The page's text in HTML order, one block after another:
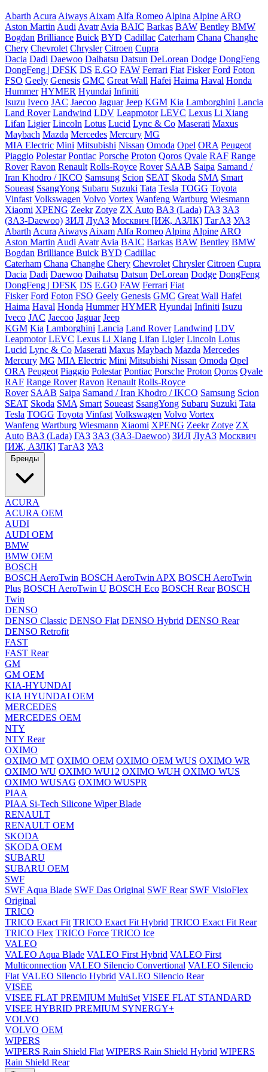
Abarth Acura Aiways Aixam Alfa Romeo Alpina Alpine ARO
Aston Martin Audi Avatr Avia BAIC Barkas BAW Bentley BMW
Bogdan Brilliance Buick BYD Cadillac Caterham Chana Changhe
Chery Chevrolet Chrysler Citroen Cupra
Dacia Dadi Daewoo Daihatsu Datsun DeLorean Dodge DongFeng
DongFeng | DFSK DS E.GO FAW Ferrari Fiat Fisker Ford Foton
FSO Geely Genesis GMC Great Wall Hafei Haima Haval Honda
Hummer HYMER Hyundai Infiniti
Isuzu Iveco JAC Jaecoo Jaguar Jeep KGM Kia Lamborghini Lancia
Land Rover Landwind LDV Leapmotor LEVC Lexus Li Xiang
Lifan Ligier Lincoln Lotus Lucid Lync & Co Maserati Maxus
Maybach Mazda Mercedes Mercury MG
MIA Electric Mini Mitsubishi Nissan Omoda Opel ORA Peugeot
Piaggio Polestar Pontiac Porsche Proton Qoros Qvale RAF Range
Rover Ravon Renault Rolls-Royce Rover SAAB Saipa Samand /
Iran Khodro / IKCO Samsung Scion SEAT Skoda SMA Smart
Soueast SsangYong Subaru Suzuki Tata Tesla TOGG Toyota
Vinfast Volkswagen Volvo Vortex Wanfeng Wartburg Wiesmann
Xiaomi XPENG Zeekr Zotye ZX Auto ВАЗ (Lada) ГАЗ ЗАЗ
(ЗАЗ-Daewoo) ЗИЛ ЛуАЗ Москвич [ИЖ, АЗЛК] ТагАЗ УАЗ
Abarth Acura Aiways Aixam Alfa Romeo Alpina Alpine ARO
Aston Martin Audi Avatr Avia BAIC Barkas BAW Bentley BMW
Bogdan Brilliance Buick BYD Cadillac
Caterham Chana Changhe Chery Chevrolet Chrysler Citroen Cupra
Dacia Dadi Daewoo Daihatsu Datsun DeLorean Dodge DongFeng
DongFeng | DFSK DS E.GO FAW Ferrari Fiat
Fisker Ford Foton FSO Geely Genesis GMC Great Wall Hafei
Haima Haval Honda Hummer HYMER Hyundai Infiniti Isuzu
Iveco JAC Jaecoo Jaguar Jeep
KGM Kia Lamborghini Lancia Land Rover Landwind LDV
Leapmotor LEVC Lexus Li Xiang Lifan Ligier Lincoln Lotus
Lucid Lync & Co Maserati Maxus Maybach Mazda Mercedes
Mercury MG MIA Electric Mini Mitsubishi Nissan Omoda Opel
ORA Peugeot Piaggio Polestar Pontiac Porsche Proton Qoros Qvale
RAF Range Rover Ravon Renault Rolls-Royce
Rover SAAB Saipa Samand / Iran Khodro / IKCO Samsung Scion
SEAT Skoda SMA Smart Soueast SsangYong Subaru Suzuki Tata
Tesla TOGG Toyota Vinfast Volkswagen Volvo Vortex
Wanfeng Wartburg Wiesmann Xiaomi XPENG Zeekr Zotye ZX
Auto ВАЗ (Lada) ГАЗ ЗАЗ (ЗАЗ-Daewoo) ЗИЛ ЛуАЗ Москвич
[ИЖ, АЗЛК] ТагАЗ УАЗ
Бренды
ACURA
ACURA OEM
AUDI
AUDI OEM
BMW
BMW OEM
BOSCH
BOSCH AeroTwin BOSCH AeroTwin APX BOSCH AeroTwin
Plus BOSCH AeroTwin U BOSCH Eco BOSCH Rear BOSCH
Twin
DENSO
DENSO Classic DENSO Flat DENSO Hybrid DENSO Rear
DENSO Retrofit
FAST
FAST Rear
GM
GM OEM
KIA-HYUNDAI
KIA HYUNDAI OEM
MERCEDES
MERCEDES OEM
NTY
NTY Rear
OXIMO
OXIMO MT OXIMO OEM OXIMO OEM WUS OXIMO WR
OXIMO WU OXIMO WU12 OXIMO WUH OXIMO WUS
OXIMO WUSAG OXIMO WUSPR
PIAA
PIAA Si-Tech Silicone Wiper Blade
RENAULT
RENAULT OEM
SKODA
SKODA OEM
SUBARU
SUBARU OEM
SWF
SWF Aqua Blade SWF Das Original SWF Rear SWF VisioFlex
Original
TRICO
TRICO Exact Fit TRICO Exact Fit Hybrid TRICO Exact Fit Rear
TRICO Flex TRICO Force TRICO Ice
VALEO
VALEO Aqua Blade VALEO First Hybrid VALEO First
Multiconnection VALEO Silencio Convertional VALEO Silencio
Flat VALEO Silencio Hybrid VALEO Silencio Rear
VISEE
VISEE FLAT PREMIUM MultiSet VISEE FLAT STANDARD
VISEE HYBRID PREMIUM SYNERGY+
VOLVO
VOLVO OEM
WIPERS
WIPERS Rain Shield Flat WIPERS Rain Shield Hybrid WIPERS
Rain Shield Rear